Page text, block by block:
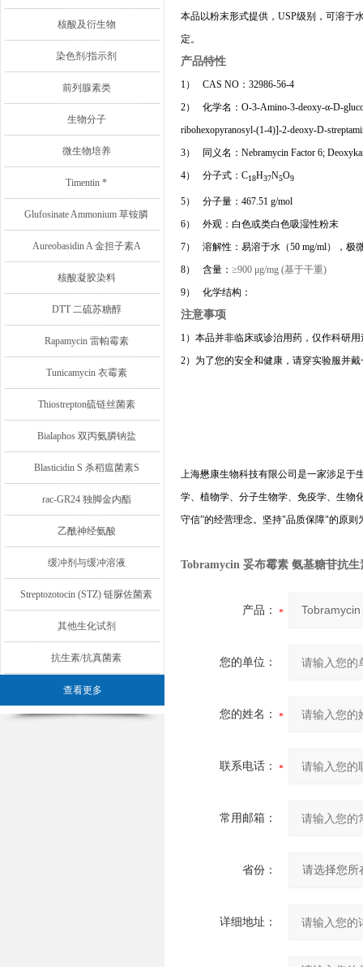
A
核酸及衍生物
染色剂/指示剂
前列腺素类
生物分子
微生物培养
Timentin *
Glufosinate Ammonium 草铵膦
Aureobasidin A 金担子素A
核酸凝胶染料
DTT 二硫苏糖醇
Rapamycin 雷帕霉素
Tunicamycin 衣霉素
Thiostrepton硫链丝菌素
Bialaphos 双丙氨膦钠盐
Blasticidin S 杀稻瘟菌素S
rac-GR24 独脚金内酯
乙酰神经氨酸
缓冲剂与缓冲溶液
Streptozotocin (STZ) 链脲佐菌素
其他生化试剂
抗生素/抗真菌素
查看更多
本品以粉末形式提供， USP级别，可溶于
定。
产品特性
1） CAS NO ： 32986-56-4
2） 化学名： O-3-Amino-3-deoxy-α-D-
ribohexopyranosyl-(1-4)]-2-deoxy-D-
3）
同义名： Nebramycin Factor 6;
4） 分子式： C18H37N5O9
5） 分子量： 467.51 g/mol
6） 外观： 白色或类白色吸湿性粉末
7） 溶解性：易溶于水（50 mg/ml），极
8） 含量： ≥900 μg/mg (基于干重)
9） 化学结构：
注意事项
1）本品并非临床或诊治用药，仅作科研用
2）为了您的安全和健康，请穿实验服并
上海懋康生物科技有限公司是一家涉足于
学、植物学、分子生物学、免疫学、生物
守信”的经营理念。坚持"品质保障"的原则
Tobramycin 妥布霉素 氨基糖苷抗生
产品：
您的单位：
您的姓名：
联系电话：
常用邮箱：
省份：
详细地址：